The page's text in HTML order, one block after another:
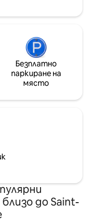
Безплатно
паркиране на
място
до Saint-